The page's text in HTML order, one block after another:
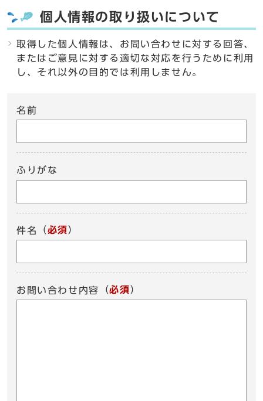
個人情報の取り扱いについて
取得した個人情報は、お問い合わせに対する回答、
またはご意見に対する適切な対応を行うために利用
し、それ以外の目的では利用しません。
名前
ふりがな
件名 （必須）
お問い合わせ内容 （必須）